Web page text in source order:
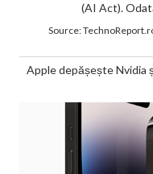
(AI Act).
Source:
Apple depășește Nvidia